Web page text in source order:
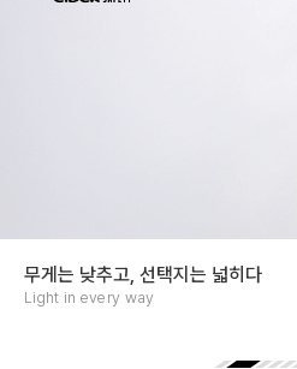
무게는 낮추고, 선택지는 넓히다
Light in every way